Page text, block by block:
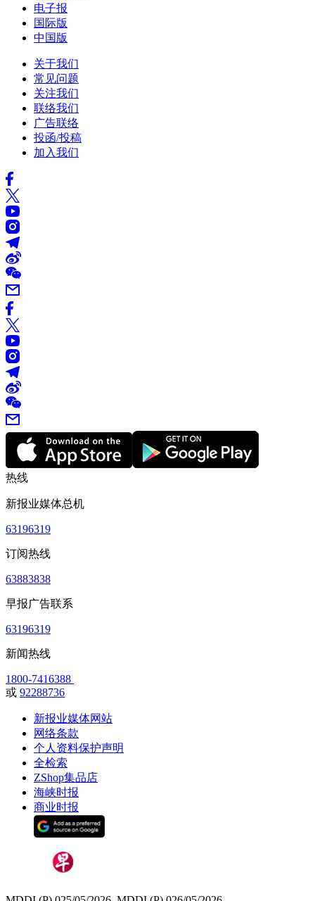
电子报
国际版
中国版
关于我们
常见问题
关注我们
联络我们
广告联络
投函/投稿
加入我们
热线
新报业媒体总机
63196319
订阅热线
63883838
早报广告联系
63196319
新闻热线
1800-7416388
或 92288736
新报业媒体网站
网络条款
个人资料保护声明
全检索
ZShop集品店
海峡时报
商业时报